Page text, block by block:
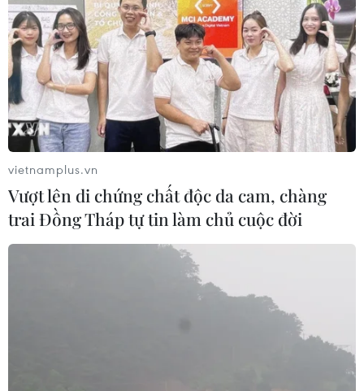
vietnamplus.vn
Vượt lên di chứng chất độc da cam, chàng
trai Đồng Tháp tự tin làm chủ cuộc đời